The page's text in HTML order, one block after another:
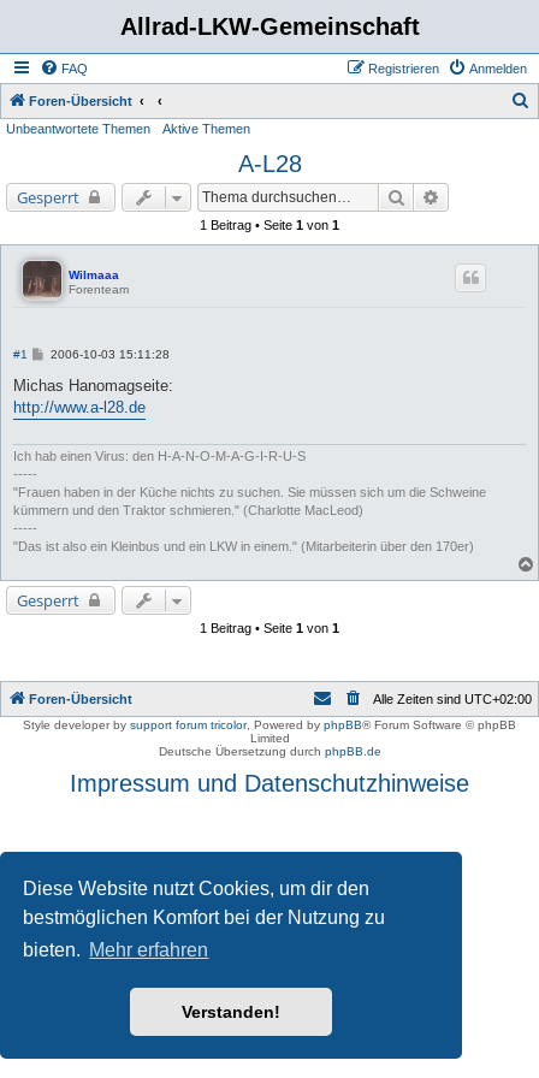
Diese Website nutzt Cookies, um dir den
bestmöglichen Komfort bei der Nutzung zu
bieten. Mehr erfahren
Verstanden!
Allrad-LKW-Gemeinschaft
FAQ Anmelden
Registrieren
Foren-Übersicht
Unbeantwortete Themen Aktive Themen
A-L28
Gesperrt Suche
1 Beitrag • Seite 1 von 1
Wilmaaa
Forenteam
#1
B
i
r
2006-10-03 15:11:28
Michas Hanomagseite:
http://www.a-l28.de
Ich hab einen Virus: den H-A-N-O-M-A-G-I-R-U-S
-----
"Frauen haben in der Küche nichts zu suchen. Sie müssen sich um die Schweine
kümmern und den Traktor schmieren." (Charlotte MacLeod)
-----
"Das ist also ein Kleinbus und ein LKW in einem." (Mitarbeiterin über den 170er)
Gesperrt
1 Beitrag • Seite 1 von 1
Foren-Übersicht Alle Zeiten sind UTC+02:00
Style developer by support forum tricolor, Powered by phpBB® Forum Software © phpBB
Limited
Deutsche Übersetzung durch phpBB.de
Impressum und Datenschutzhinweise